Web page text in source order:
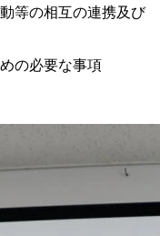
等の相互の連携及び
の必要な事項